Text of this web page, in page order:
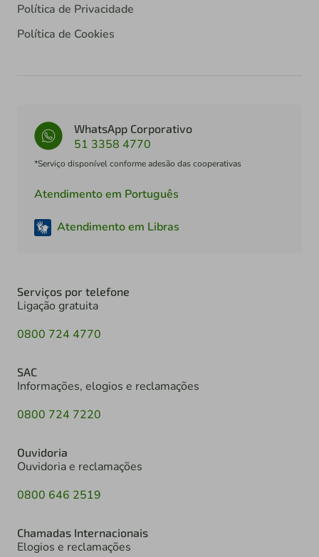
Política de Privacidade
Política de Cookies
WhatsApp Corporativo
51 3358 4770
*Serviço disponível conforme adesão das cooperativas
Atendimento em Português
Atendimento em Libras
Serviços por telefone
Ligação gratuita
0800 724 4770
SAC
Informações, elogios e reclamações
0800 724 7220
Ouvidoria
Ouvidoria e reclamações
0800 646 2519
Chamadas Internacionais
Elogios e reclamações